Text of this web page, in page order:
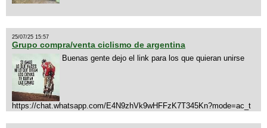
25/07/25 15:57
Grupo compra/venta ciclismo de argentina
Buenas gente dejo el link para los que quieran unirse
https://chat.whatsapp.com/E4N9zhVk9wHFFzK7T345Kn?mode=ac_t